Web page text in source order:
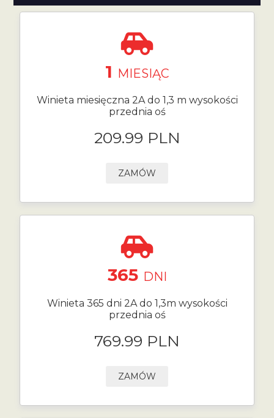
1 MIESIĄC
Winieta miesięczna 2A do 1,3 m wysokości
przednia oś
209.99 PLN
ZAMÓW
365 DNI
Winieta 365 dni 2A do 1,3m wysokości
przednia oś
769.99 PLN
ZAMÓW